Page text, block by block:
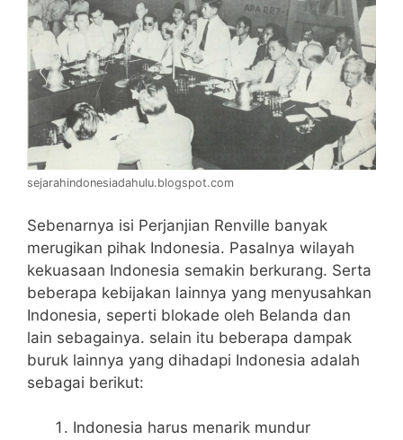
sejarahindonesiadahulu.blogspot.com
Sebenarnya isi Perjanjian Renville banyak
merugikan pihak Indonesia. Pasalnya wilayah
kekuasaan Indonesia semakin berkurang. Serta
beberapa kebijakan lainnya yang menyusahkan
Indonesia, seperti blokade oleh Belanda dan
lain sebagainya. selain itu beberapa dampak
buruk lainnya yang dihadapi Indonesia adalah
sebagai berikut:
Indonesia harus menarik mundur